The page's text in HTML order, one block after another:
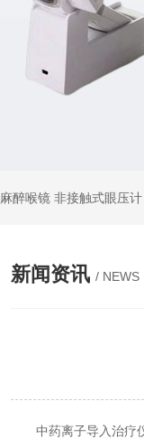
麻醉喉镜 非接触式眼压计
新闻资讯 / NEWS
中药离子导入治疗仪是